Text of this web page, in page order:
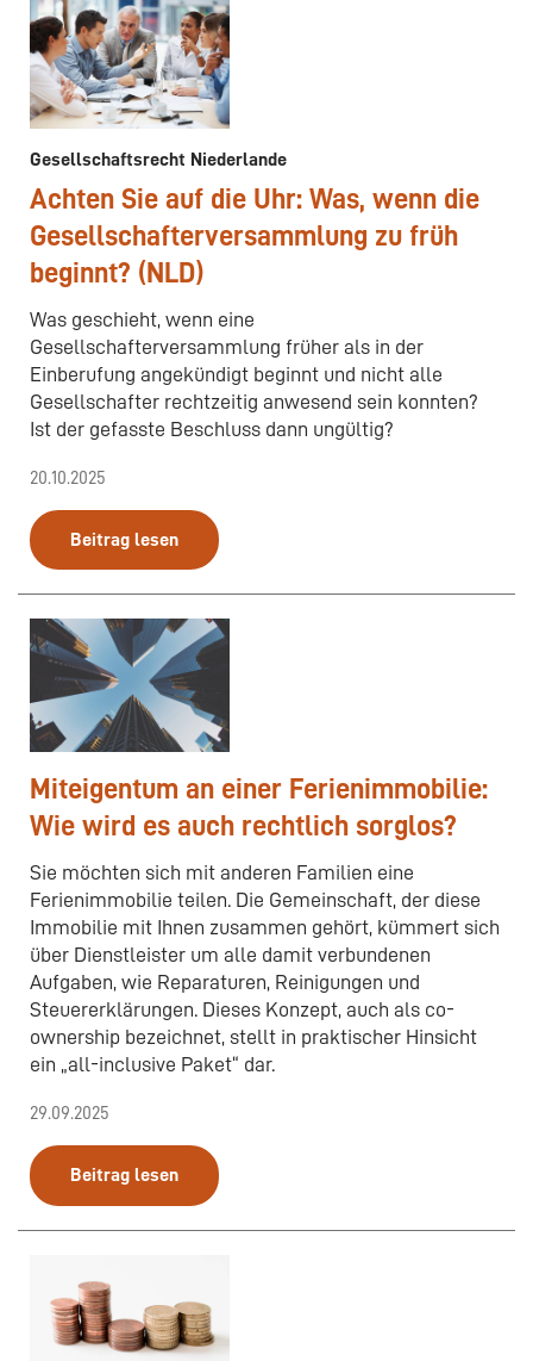
Gesellschaftsrecht Niederlande
Achten Sie auf die Uhr: Was, wenn die
Gesellschafterversammlung zu früh
beginnt? (NLD)
Was geschieht, wenn eine
Gesellschafterversammlung früher als in der
Einberufung angekündigt beginnt und nicht alle
Gesellschafter rechtzeitig anwesend sein konnten?
Ist der gefasste Beschluss dann ungültig?
20.10.2025
Beitrag lesen
Miteigentum an einer Ferienimmobilie:
Wie wird es auch rechtlich sorglos?
Sie möchten sich mit anderen Familien eine
Ferienimmobilie teilen. Die Gemeinschaft, der diese
Immobilie mit Ihnen zusammen gehört, kümmert sich
über Dienstleister um alle damit verbundenen
Aufgaben, wie Reparaturen, Reinigungen und
Steuererklärungen. Dieses Konzept, auch als co-
ownership bezeichnet, stellt in praktischer Hinsicht
ein „all-inclusive Paket“ dar.
29.09.2025
Beitrag lesen